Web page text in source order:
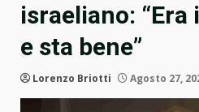
israeliano:
e sta bene”
Lorenzo Briotti Agosto 27,